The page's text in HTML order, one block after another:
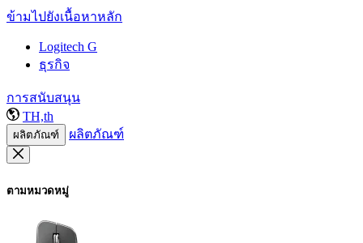
ข้ามไปยังเนื้อหาหลัก
Logitech G
ธุรกิจ
การสนับสนุน
TH,th
ผลิตภัณฑ์ ผลิตภัณฑ์
ตามหมวดหมู่